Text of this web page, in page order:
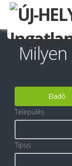
Milyen
Eladó
Település
Típus